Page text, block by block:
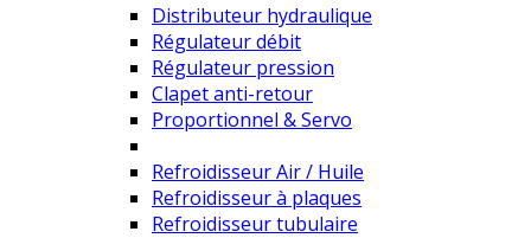
Distributeur hydraulique
Régulateur débit
Régulateur pression
Clapet anti-retour
Proportionnel & Servo
Refroidisseur Air / Huile
Refroidisseur à plaques
Refroidisseur tubulaire